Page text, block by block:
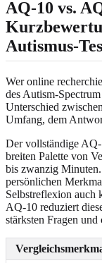
AQ-10 vs.
Autismus-
Wer online
des Autism-
Unterschied
Umfang, dem
Der vollständige
breiten Palette von
bis zwanzig
persönlichen
Selbstreflexion auch
AQ-10 reduziert
stärksten Fragen